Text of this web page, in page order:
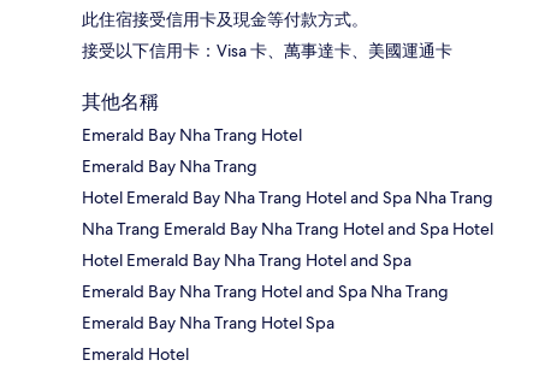
此住宿接受信用卡及現金等付款方式。
接受以下信用卡：Visa 卡、萬事達卡、美國運通卡
其他名稱
Emerald Bay Nha Trang Hotel
Emerald Bay Nha Trang
Hotel Emerald Bay Nha Trang Hotel and Spa Nha Trang
Nha Trang Emerald Bay Nha Trang Hotel and Spa Hotel
Hotel Emerald Bay Nha Trang Hotel and Spa
Emerald Bay Nha Trang Hotel and Spa Nha Trang
Emerald Bay Nha Trang Hotel Spa
Emerald Hotel